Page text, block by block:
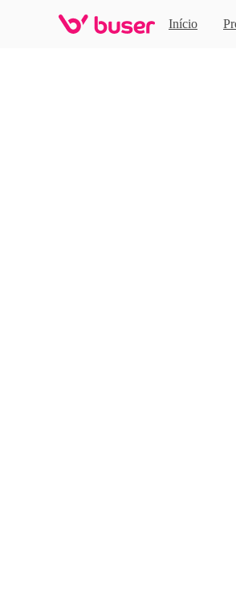
Início
Home